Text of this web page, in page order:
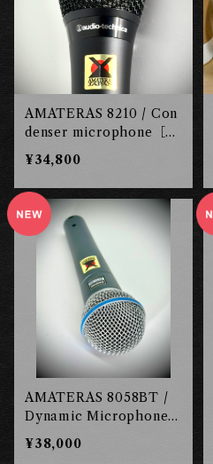
AMATERAS 8210 / Con
denser microphone［長
岡工房］
¥34,800
AMATERAS 8058BT /
Dynamic Microphone
［長岡工房］
¥38,000